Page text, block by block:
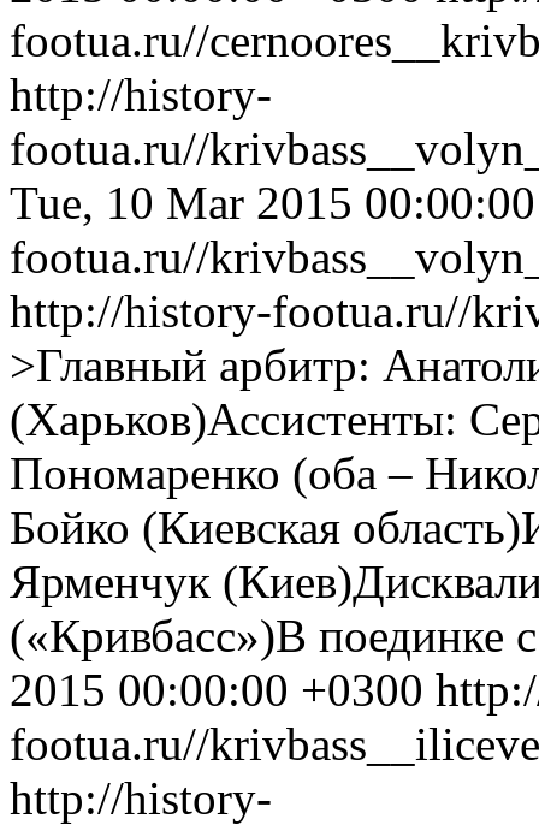
footua.ru//
http://history-
footua.ru//
Tue, 10 Mar 2015
footua.ru//
http://history-footua.ru//
>Главный арбитр:
(Харьков)Ассистенты:
Пономаренко (оба –
Бойко (Киевская
Ярменчук
(«Кривбасс»)В поединке
2015 00:00:00 +0300
footua.ru//
http://history-